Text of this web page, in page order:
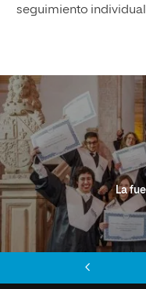
seguimiento
La